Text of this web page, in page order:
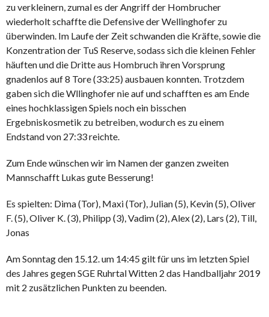
zu verkleinern, zumal es der Angriff der Hombrucher
wiederholt schaffte die Defensive der Wellinghofer zu
überwinden. Im Laufe der Zeit schwanden die Kräfte, sowie die
Konzentration der TuS Reserve, sodass sich die kleinen Fehler
häuften und die Dritte aus Hombruch ihren Vorsprung
gnadenlos auf 8 Tore (33:25) ausbauen konnten. Trotzdem
gaben sich die Wllinghofer nie auf und schafften es am Ende
eines hochklassigen Spiels noch ein bisschen
Ergebniskosmetik zu betreiben, wodurch es zu einem
Endstand von 27:33 reichte.
Zum Ende wünschen wir im Namen der ganzen zweiten
Mannschafft Lukas gute Besserung!
Es spielten: Dima (Tor), Maxi (Tor), Julian (5), Kevin (5), Oliver
F. (5), Oliver K. (3), Philipp (3), Vadim (2), Alex (2), Lars (2), Till,
Jonas
Am Sonntag den 15.12. um 14:45 gilt für uns im letzten Spiel
des Jahres gegen SGE Ruhrtal Witten 2 das Handballjahr 2019
mit 2 zusätzlichen Punkten zu beenden.